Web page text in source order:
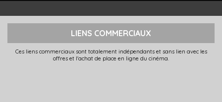
LIENS COMMERCIAUX
Ces liens commerciaux sont totalement indépendants et sans lien avec les
offres et l'achat de place en ligne du cinéma.